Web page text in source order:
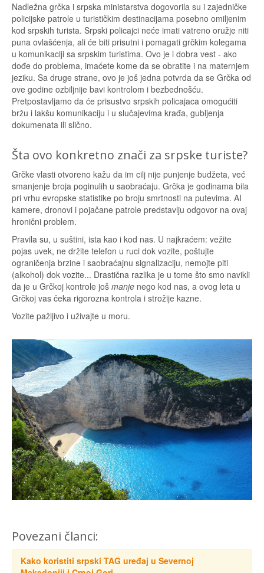
Nadležna grčka i srpska ministarstva dogovorila su i zajedničke
policijske patrole u turističkim destinacijama posebno omiljenim
kod srpskih turista. Srpski policajci neće imati vatreno oružje niti
puna ovlašćenja, ali će biti prisutni i pomagati grčkim kolegama
u komunikaciji sa srpskim turistima. Ovo je i dobra vest - ako
dođe do problema, imaćete kome da se obratite i na maternjem
jeziku. Sa druge strane, ovo je još jedna potvrda da se Grčka od
ove godine ozbiljnije bavi kontrolom i bezbednošću.
Pretpostavljamo da će prisustvo srpskih policajaca omogućiti
bržu i lakšu komunikaciju i u slučajevima krađa, gubljenja
dokumenata ili slično.
Šta ovo konkretno znači za srpske turiste?
Grčke vlasti otvoreno kažu da im cilj nije punjenje budžeta, već
smanjenje broja poginulih u saobraćaju. Grčka je godinama bila
pri vrhu evropske statistike po broju smrtnosti na putevima. AI
kamere, dronovi i pojačane patrole predstavlju odgovor na ovaj
hronični problem.
Pravila su, u suštini, ista kao i kod nas. U najkraćem: vežite
pojas uvek, ne držite telefon u ruci dok vozite, poštujte
ograničenja brzine i saobraćajnu signalizaciju, nemojte piti
(alkohol) dok vozite... Drastična razlika je u tome što smo navikli
da je u Grčkoj kontrole još manje nego kod nas, a ovog leta u
Grčkoj vas čeka rigorozna kontrola i strožije kazne.
Vozite pažljivo i uživajte u moru.
Povezani članci:
Kako koristiti srpski TAG uređaj u Severnoj